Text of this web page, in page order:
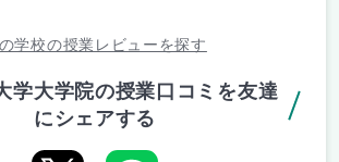
学校の授業レビューを探す
学大学院の授業口コミを友達
にシェアする